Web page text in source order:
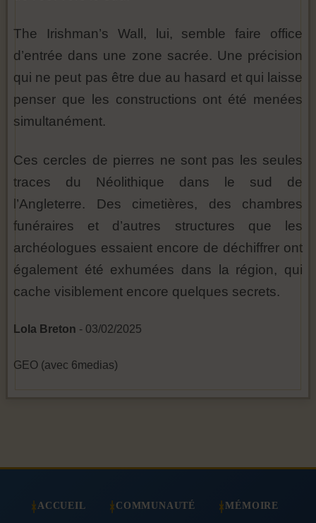
The Irishman’s Wall, lui, semble faire office
d’entrée dans une zone sacrée. Une précision
qui ne peut pas être due au hasard et qui laisse
penser que les constructions ont été menées
simultanément.
Ces cercles de pierres ne sont pas les seules
traces du Néolithique dans le sud de
l’Angleterre. Des cimetières, des chambres
funéraires et d’autres structures que les
archéologues essaient encore de déchiffrer ont
également été exhumées dans la région, qui
cache visiblement encore quelques secrets.
Lola Breton - 03/02/2025
GEO (avec 6medias)
ACCUEIL COMMUNAUTÉ MÉMOIRE